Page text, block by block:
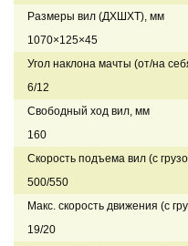
Размеры вил (ДXШXТ), мм
1070×125×45
Угол наклона мачты (от/на
6/12
Свободный ход вил, мм
160
Скорость подъема вил (с
500/550
Макс. скорость движения (с
19/20